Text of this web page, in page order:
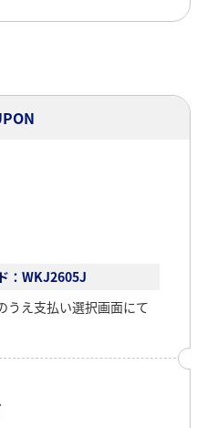
：WKJ2605J
うえ支払い選択画面にて